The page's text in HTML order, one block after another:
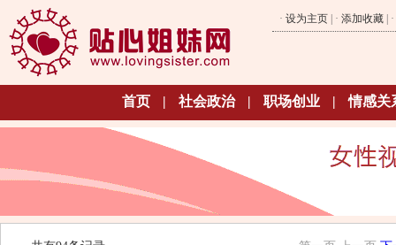
· 设为主页 | · 添加收藏 | ·
首页 | 社会政治 | 职场创业 | 情感关